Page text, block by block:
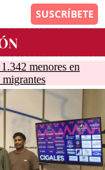
menores en
migrantes